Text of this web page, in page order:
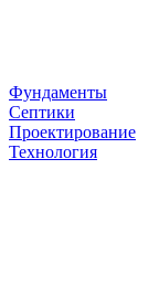
Фундаменты
Септики
Проектирование
Технология